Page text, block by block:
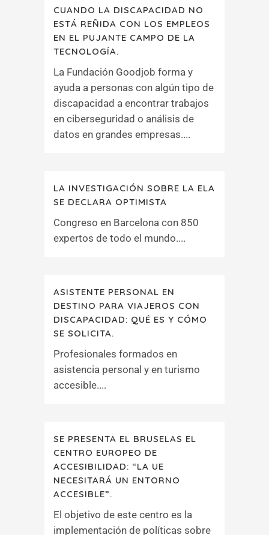
CUANDO LA DISCAPACIDAD NO
ESTÁ REÑIDA CON LOS EMPLEOS
EN EL PUJANTE CAMPO DE LA
TECNOLOGÍA.
La Fundación Goodjob forma y
ayuda a personas con algún tipo de
discapacidad a encontrar trabajos
en ciberseguridad o análisis de
datos en grandes empresas....
LA INVESTIGACIÓN SOBRE LA ELA
SE DECLARA OPTIMISTA
Congreso en Barcelona con 850
expertos de todo el mundo....
ASISTENTE PERSONAL EN
DESTINO PARA VIAJEROS CON
DISCAPACIDAD: QUÉ ES Y CÓMO
SE SOLICITA.
Profesionales formados en
asistencia personal y en turismo
accesible....
SE PRESENTA EL BRUSELAS EL
CENTRO EUROPEO DE
ACCESIBILIDAD: “LA UE
NECESITARÁ UN ENTORNO
ACCESIBLE”.
El objetivo de este centro es la
implementación de políticas sobre